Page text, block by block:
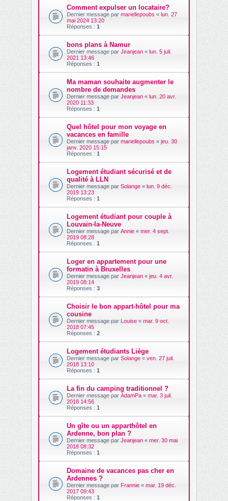
Comment expulser un locataire?
Dernier message par mariellepoubs « lun. 27
mai 2024 13:20
Réponses : 1
bons plans à Namur
Dernier message par Jeanjean « lun. 5 juil.
2021 13:46
Réponses : 1
Ma maman souhaite augmenter le
nombre de demandes
Dernier message par Jeanjean « lun. 20 avr.
2020 11:33
Réponses : 1
Quel hôtel pour mon voyage en
vacances en famille
Dernier message par mariellepoubs « jeu. 30
janv. 2020 15:15
Réponses : 1
Logement étudiant sécurisé et de
qualité à LLN
Dernier message par Solange « lun. 9 déc.
2019 13:23
Réponses : 1
Logement étudiant pour couple à
Louvain-la-Neuve
Dernier message par Annie « mer. 4 sept.
2019 08:28
Réponses : 1
Loger en appartement pour une
formatin à Bruxelles
Dernier message par Jeanjean « jeu. 4 avr.
2019 08:14
Réponses : 3
Choisir le bon appart-hôtel pour ma
cousine
Dernier message par Louise « mar. 9 oct.
2018 07:45
Réponses : 2
Logement étudiants Liège
Dernier message par Solange « ven. 27 juil.
2018 13:10
Réponses : 1
La fin du camping traditionnel ?
Dernier message par AdamPa « mar. 3 juil.
2018 14:56
Réponses : 1
Un gîte ou un apparthôtel en
Ardenne, bon plan ?
Dernier message par Jeanjean « mer. 30 mai
2018 08:32
Réponses : 1
Domaine de vacances pas cher en
Ardennes ?
Dernier message par Frannie « mar. 19 déc.
2017 09:43
Réponses : 1